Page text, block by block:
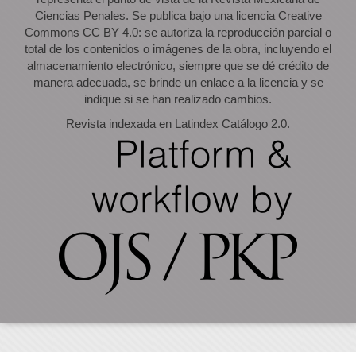
Ciencias Penales. Se publica bajo una licencia Creative
Commons CC BY 4.0: se autoriza la reproducción parcial o
total de los contenidos o imágenes de la obra, incluyendo el
almacenamiento electrónico, siempre que se dé crédito de
manera adecuada, se brinde un enlace a la licencia y se
indique si se han realizado cambios.
Revista indexada en Latindex Catálogo 2.0.